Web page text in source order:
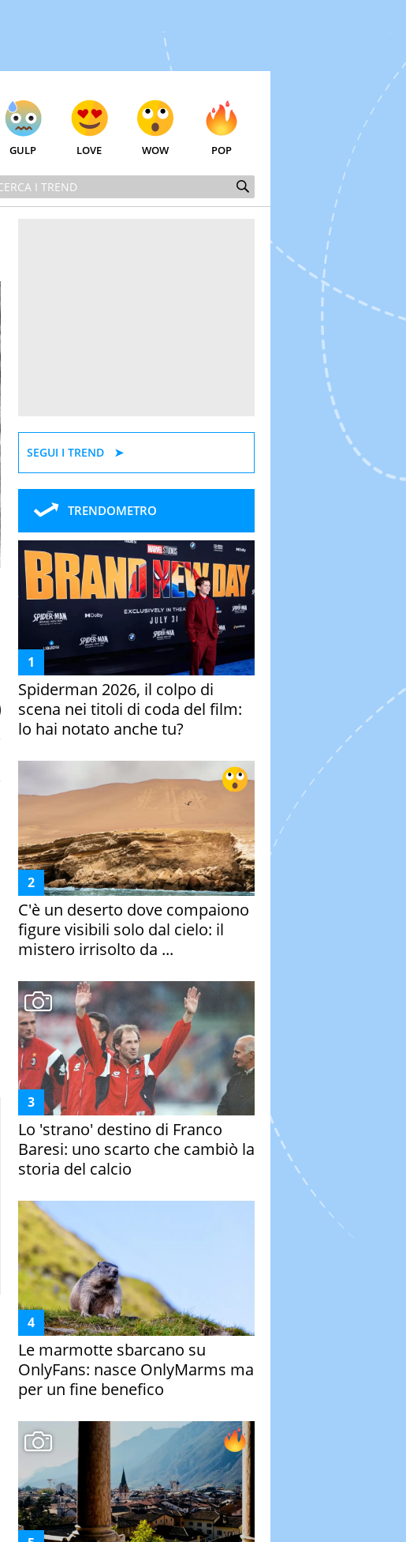
GULP LOVE WOW POP
SEGUI I TREND
TRENDOMETRO
Spiderman 2026, il colpo di
scena nei titoli di coda del film:
lo hai notato anche tu?
C'è un deserto dove compaiono
figure visibili solo dal cielo: il
mistero irrisolto da ...
Lo 'strano' destino di Franco
Baresi: uno scarto che cambiò la
storia del calcio
Le marmotte sbarcano su
OnlyFans: nasce OnlyMarms ma
per un fine benefico